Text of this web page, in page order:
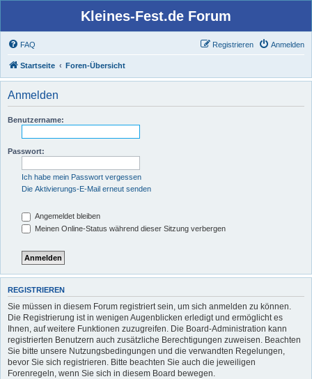
Kleines-Fest.de Forum
FAQ Anmelden
Registrieren
Startseite Foren-Übersicht
Anmelden
Benutzername:
Passwort:
Ich habe mein Passwort vergessen
Die Aktivierungs-E-Mail erneut senden
Angemeldet bleiben
Meinen Online-Status während dieser Sitzung verbergen
REGISTRIEREN
Sie müssen in diesem Forum registriert sein, um sich anmelden zu können.
Die Registrierung ist in wenigen Augenblicken erledigt und ermöglicht es
Ihnen, auf weitere Funktionen zuzugreifen. Die Board-Administration kann
registrierten Benutzern auch zusätzliche Berechtigungen zuweisen. Beachten
Sie bitte unsere Nutzungsbedingungen und die verwandten Regelungen,
bevor Sie sich registrieren. Bitte beachten Sie auch die jeweiligen
Forenregeln, wenn Sie sich in diesem Board bewegen.